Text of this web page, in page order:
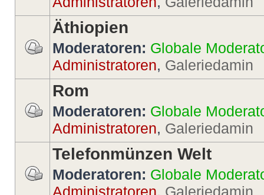
Äthiopien
Moderatoren: Globale
Administratoren, Galeriedamin
Rom
Moderatoren: Globale
Administratoren, Galeriedamin
Telefonmünzen Welt
Moderatoren: Globale
Administratoren, Galeriedamin